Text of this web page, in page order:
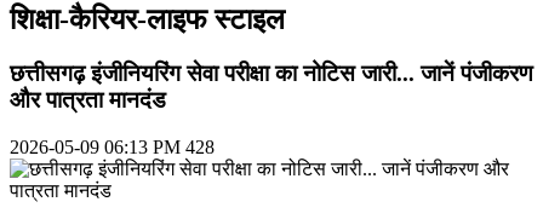
शिक्षा-कैरियर-लाइफ स्टाइल
छत्तीसगढ़ इंजीनियरिंग सेवा परीक्षा का नोटिस जारी... जानें पंजीकरण
और पात्रता मानदंड
2026-05-09 06:13 PM 428